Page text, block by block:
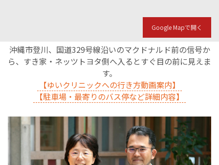
Google Mapで開く
沖縄市登川、国道329号線沿いのマクドナルド前の信号か
ら、すき家・ネッツトヨタ側へ入るとすぐ目の前に見えま
す。
【ゆいクリニックへの行き方動画案内】
【駐車場・最寄りのバス停など詳細内容】